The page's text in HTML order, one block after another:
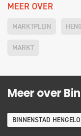
MEER OVER
MARKTPLEIN
MARKT
Meer over
BINNENSTAD HENGELO